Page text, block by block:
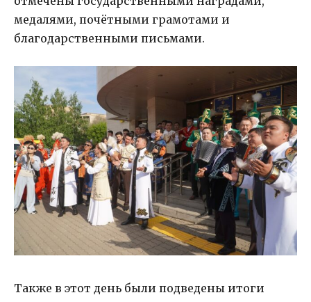
медалями, почётными грамотами и
благодарственными письмами.
Также в этот день были подведены итоги